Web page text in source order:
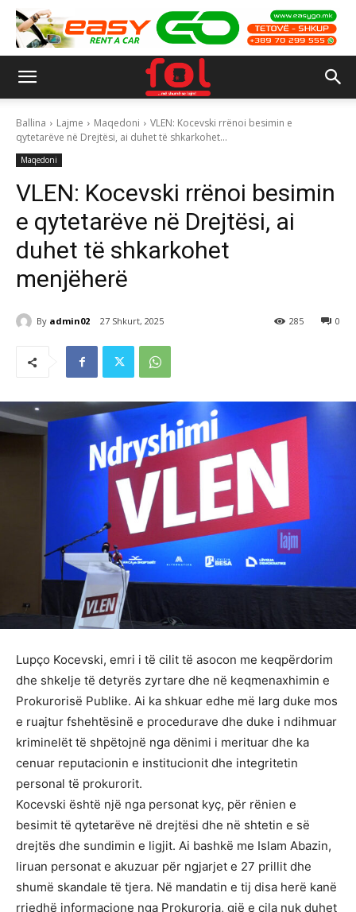
Ballina Lajme Maqedoni
VLEN: Kocevski rrënoi besimin e
qytetarëve në Drejtësi, ai duhet të shkarkohet...
Maqedoni
VLEN: Kocevski rrënoi besimin
e qytetarëve në Drejtësi, ai
duhet të shkarkohet
menjëherë
By admin02 27 Shkurt, 2025 0
285
Lupço Kocevski, emri i të cilit të asocon me keqpërdorim
dhe shkelje të detyrës zyrtare dhe në keqmenaxhimin e
Prokurorisë Publike. Ai ka shkuar edhe më larg duke mos
e ruajtur fshehtësinë e procedurave dhe duke i ndihmuar
kriminelët të shpëtojnë nga dënimi i merituar dhe ka
cenuar reputacionin e institucionit dhe integritetin
personal të prokurorit.
Kocevski është një nga personat kyç, për rënien e
besimit të qytetarëve në drejtësi dhe në shtetin e së
drejtës dhe sundimin e ligjit. Ai bashkë me Islam Abazin,
liruan personat e akuzuar për ngjarjet e 27 prillit dhe
shumë skandale të tjera. Në mandatin e tij disa herë kanë
rrjedhë informacione nga Prokuroria, gjë e cila nuk duhet